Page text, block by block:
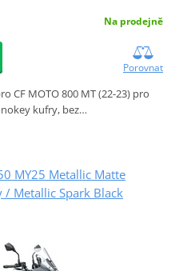
Na prodejně
Porovnat
CF MOTO 800 MT (22-23) pro
kufry, bez…
MY25 Metallic Matte
/ Metallic Spark Black